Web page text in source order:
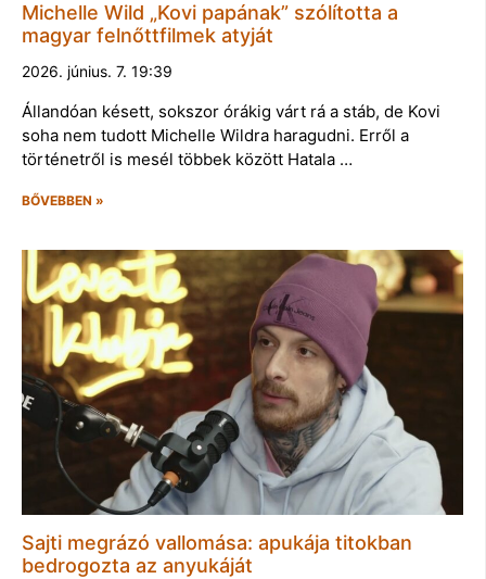
Michelle Wild „Kovi papának” szólította a
magyar felnőttfilmek atyját
2026. június. 7. 19:39
Állandóan késett, sokszor órákig várt rá a stáb, de Kovi
soha nem tudott Michelle Wildra haragudni. Erről a
történetről is mesél többek között Hatala …
BŐVEBBEN »
Sajti megrázó vallomása: apukája titokban
bedrogozta az anyukáját